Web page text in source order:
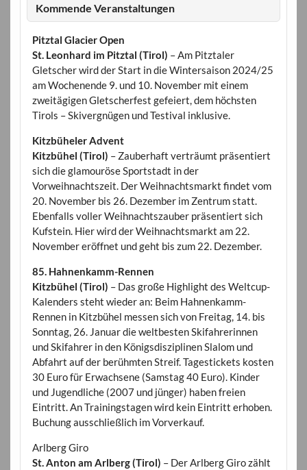
Kommende Veranstaltungen
Pitztal Glacier Open
St. Leonhard im Pitztal (Tirol) – Am Pitztaler
Gletscher wird der Start in die Wintersaison 2024/25
am Wochenende 9. und 10. November mit einem
zweitägigen Gletscherfest gefeiert, dem höchsten
Tirols – Skivergnügen und Testival inklusive.
Kitzbüheler Advent
Kitzbühel (Tirol) – Zauberhaft verträumt präsentiert
sich die glamouröse Sportstadt in der
Vorweihnachtszeit. Der Weihnachtsmarkt findet vom
20. November bis 26. Dezember im Zentrum statt.
Ebenfalls voller Weihnachtszauber präsentiert sich
Kufstein. Hier wird der Weihnachtsmarkt am 22.
November eröffnet und geht bis zum 22. Dezember.
85. Hahnenkamm-Rennen
Kitzbühel (Tirol) – Das große Highlight des Weltcup-
Kalenders steht wieder an: Beim Hahnenkamm-
Rennen in Kitzbühel messen sich von Freitag, 14. bis
Sonntag, 26. Januar die weltbesten Skifahrerinnen
und Skifahrer in den Königsdisziplinen Slalom und
Abfahrt auf der berühmten Streif. Tagestickets kosten
30 Euro für Erwachsene (Samstag 40 Euro). Kinder
und Jugendliche (2007 und jünger) haben freien
Eintritt. An Trainingstagen wird kein Eintritt erhoben.
Buchung ausschließlich im Vorverkauf.
Arlberg Giro
St. Anton am Arlberg (Tirol) – Der Arlberg Giro zählt